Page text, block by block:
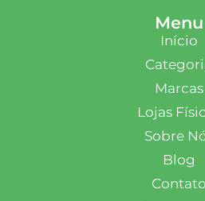
Menu
Início
Marcas
Lojas
Sobre
Blog
Contato